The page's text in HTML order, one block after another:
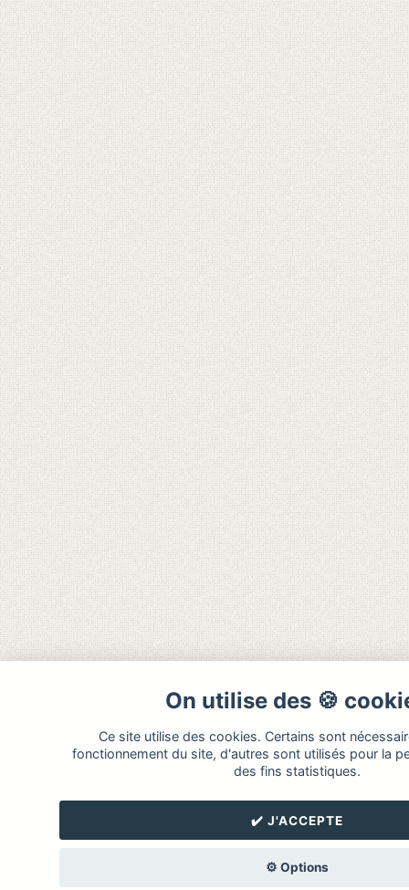
On utilise des 🍪
Ce site utilise des cookies. Certains sont
fonctionnement du site, d'autres sont utilisés pour la
des fins statistiques.
✔️ J'ACCEPTE
⚙️ Options